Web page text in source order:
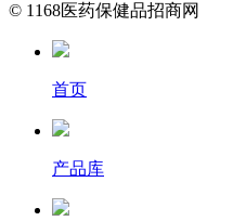
© 1168医药保健品招商网
首页
产品库